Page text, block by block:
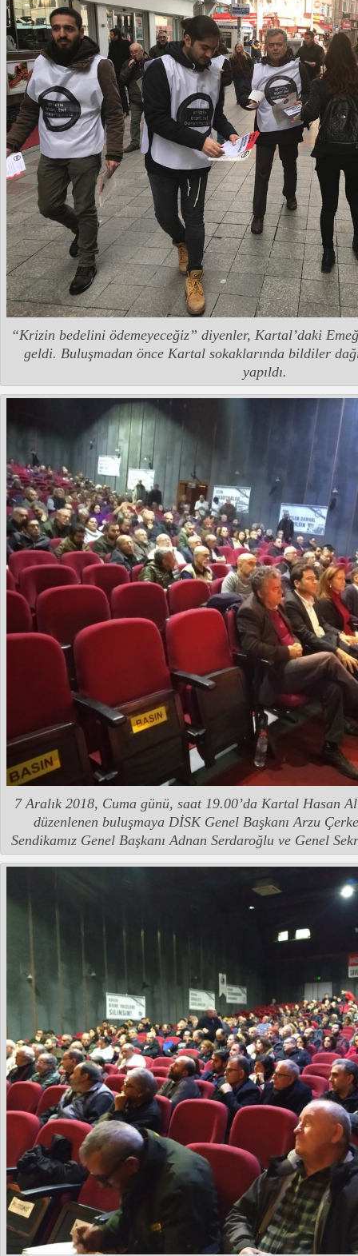
“Krizin bedelini ödemeyeceğiz” diyenler, Kartal’daki
geldi. Buluşmadan önce Kartal sokaklarında bildiler
yapıldı.
7 Aralık 2018, Cuma günü, saat 19.00’da Kartal Hasan
düzenlenen buluşmaya DİSK Genel Başkanı Arzu
Sendikamız Genel Başkanı Adnan Serdaroğlu ve Genel